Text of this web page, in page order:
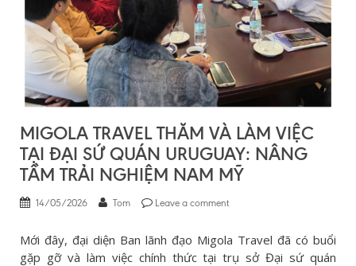
MIGOLA TRAVEL THĂM VÀ LÀM VIỆC
TẠI ĐẠI SỨ QUÁN URUGUAY: NÂNG
TẦM TRẢI NGHIỆM NAM MỸ
14/05/2026 Tom Leave a comment
Mới đây, đại diện Ban lãnh đạo Migola Travel đã có buổi
gặp gỡ và làm việc chính thức tại trụ sở Đại sứ quán